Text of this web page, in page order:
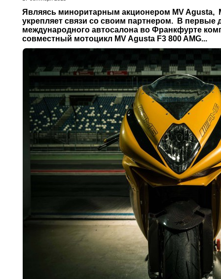
Являясь миноритарным акционером MV Agusta,
укрепляет связи со своим партнером.  В первые
международного автосалона во Франкфурте
совместный мотоцикл MV Agusta F3 800 AMG...